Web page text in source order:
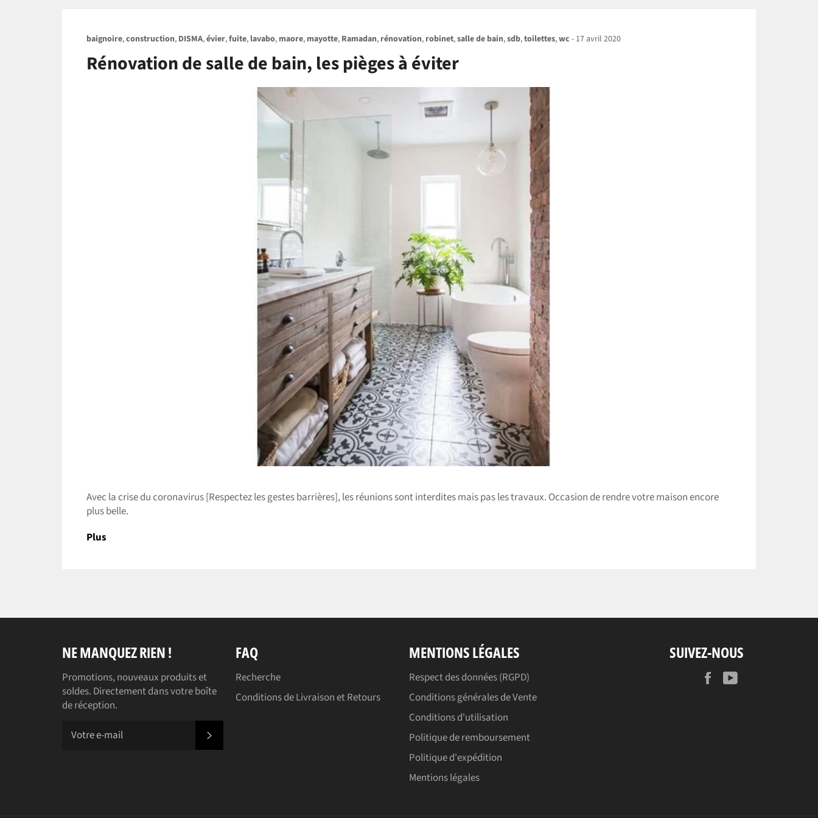
baignoire,construction, DISMA,évier,fuite, lavabo, maore, mayotte, Ramadan, rénovation, robinet,salle de bain,sdb,toilettes,wc - 17 avril 2020
Rénovation de salle de bain, les pièges à éviter
Avec la crise du coronavirus [Respectez les gestes barrières], les réunions sont interdites mais pas les travaux. Occasion de rendre votremaison encore
plus belle.
Plus
NE MANQUEZ RIEN !
Promotions, nouveaux produits et
soldes. Directement dans votre boîte
de réception.
FAQ
Recherche
Conditions de Livraison et Retours
MENTIONS LÉGALES
Respect des données (RGPD)
Conditions générales de Vente
Conditions d'utilisation
Politique de remboursement
Politique d'expédition
Mentions légales
SUIVEZ-NOUS
Facebook